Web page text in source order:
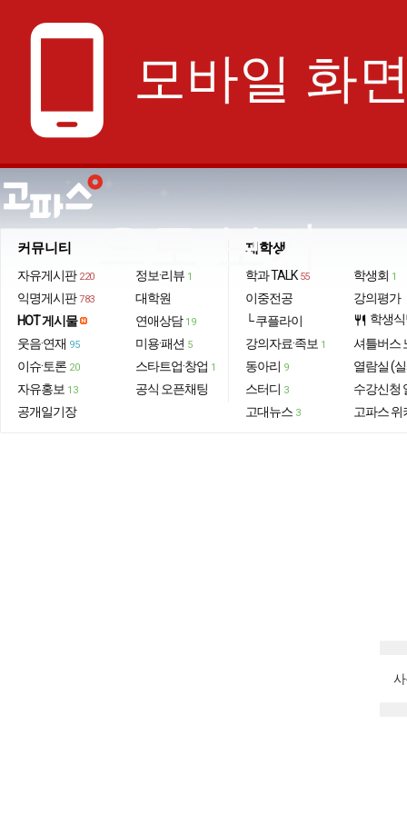
phone_android 모바일 화
으로 보기
커뮤니티
자유게시판 220
익명게시판 783
HOT 게시물
웃음·연재 95
이슈·토론 20
자유홍보 13
공개일기장
정보·리뷰 1
대학원
연애상담 19
미용·패션 5
스타트업·창업 1
공식 오픈채팅
재학생
학과 TALK 55
이중전공
└ 쿠플라이
강의자료·족보 1
동아리 9
스터디 3
고대뉴스 3
학생회 1
강의평가
restaurant 학생
셔틀버스
열람실 (
수강신청
고파스 위